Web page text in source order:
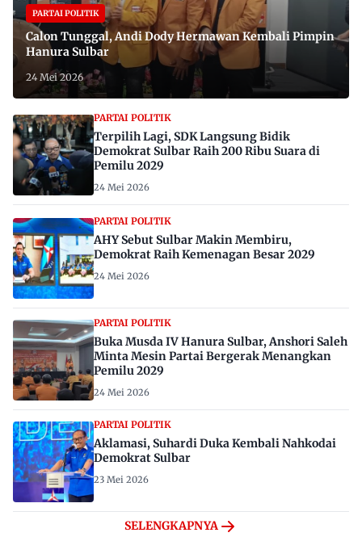
PARTAI POLITIK
Calon Tunggal, Andi Dody Hermawan Kembali Pimpin
Hanura Sulbar
24 Mei 2026
PARTAI POLITIK
Terpilih Lagi, SDK Langsung Bidik
Demokrat Sulbar Raih 200 Ribu Suara di
Pemilu 2029
24 Mei 2026
PARTAI POLITIK
AHY Sebut Sulbar Makin Membiru,
Demokrat Raih Kemenagan Besar 2029
24 Mei 2026
PARTAI POLITIK
Buka Musda IV Hanura Sulbar, Anshori Saleh
Minta Mesin Partai Bergerak Menangkan
Pemilu 2029
24 Mei 2026
PARTAI POLITIK
Aklamasi, Suhardi Duka Kembali Nahkodai
Demokrat Sulbar
23 Mei 2026
SELENGKAPNYA